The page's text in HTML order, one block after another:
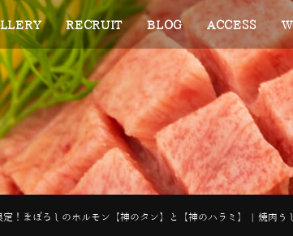
RECRUIT BLOG ACCESS
定！まぼろしのホルモン【神のタン】と【神のハラミ】 | 焼肉う